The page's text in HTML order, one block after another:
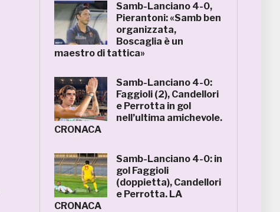
Samb-Lanciano 4-0,
Pierantoni: «Samb ben
organizzata,
Boscaglia è un
maestro di tattica»
Samb-Lanciano 4-0:
Faggioli (2), Candellori
e Perrotta in gol
nell’ultima amichevole.
CRONACA
Samb-Lanciano 4-0: in
gol Faggioli
(doppietta), Candellori
e Perrotta. LA
CRONACA